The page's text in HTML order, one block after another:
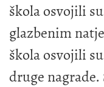
škola osvojili
glazbenim
škola osvojili
druge